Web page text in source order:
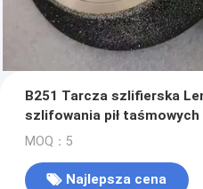
B251 Tarcza szlifierska
szlifowania pił taśmowych
MOQ：5
Najlepsza cena